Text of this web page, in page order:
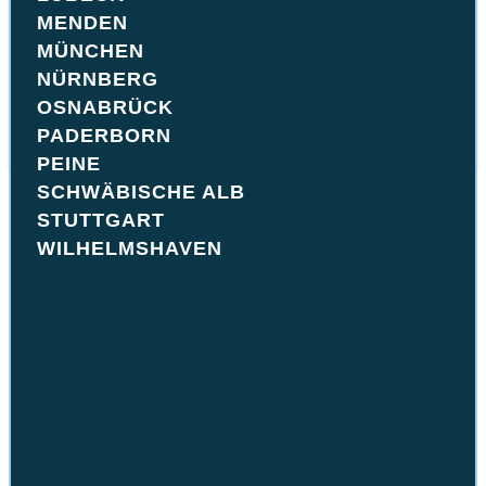
MENDEN
MÜNCHEN
NÜRNBERG
OSNABRÜCK
PADERBORN
PEINE
SCHWÄBISCHE ALB
STUTTGART
WILHELMSHAVEN
Reise-Gutschein
Versicherungen
Camper Abo
Langzeit­miete
Storno
Erstattung
Börse
Shop
Wohnmobil
mieten Ingolstadt
VON WO?
VON